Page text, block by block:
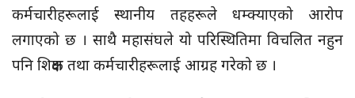
कर्मचारीहरूलाई स्थानीय तहहरूले धम्क्याएको आरोप
लगाएको छ । साथै महासंघले यो परिस्थितिमा विचलित नहुन
पनि शिक्षक तथा कर्मचारीहरूलाई आग्रह गरेको छ ।